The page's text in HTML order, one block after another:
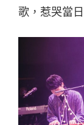
歌，惹哭當